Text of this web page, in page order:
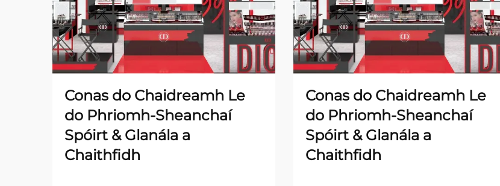
Conas do Chaidreamh Le
do Phriomh-Sheanchaí
Spóirt & Glanála a
Chaithfidh
Conas do Chaidreamh Le
do Phriomh-Sheanchaí
Spóirt & Glanála a
Chaithfidh